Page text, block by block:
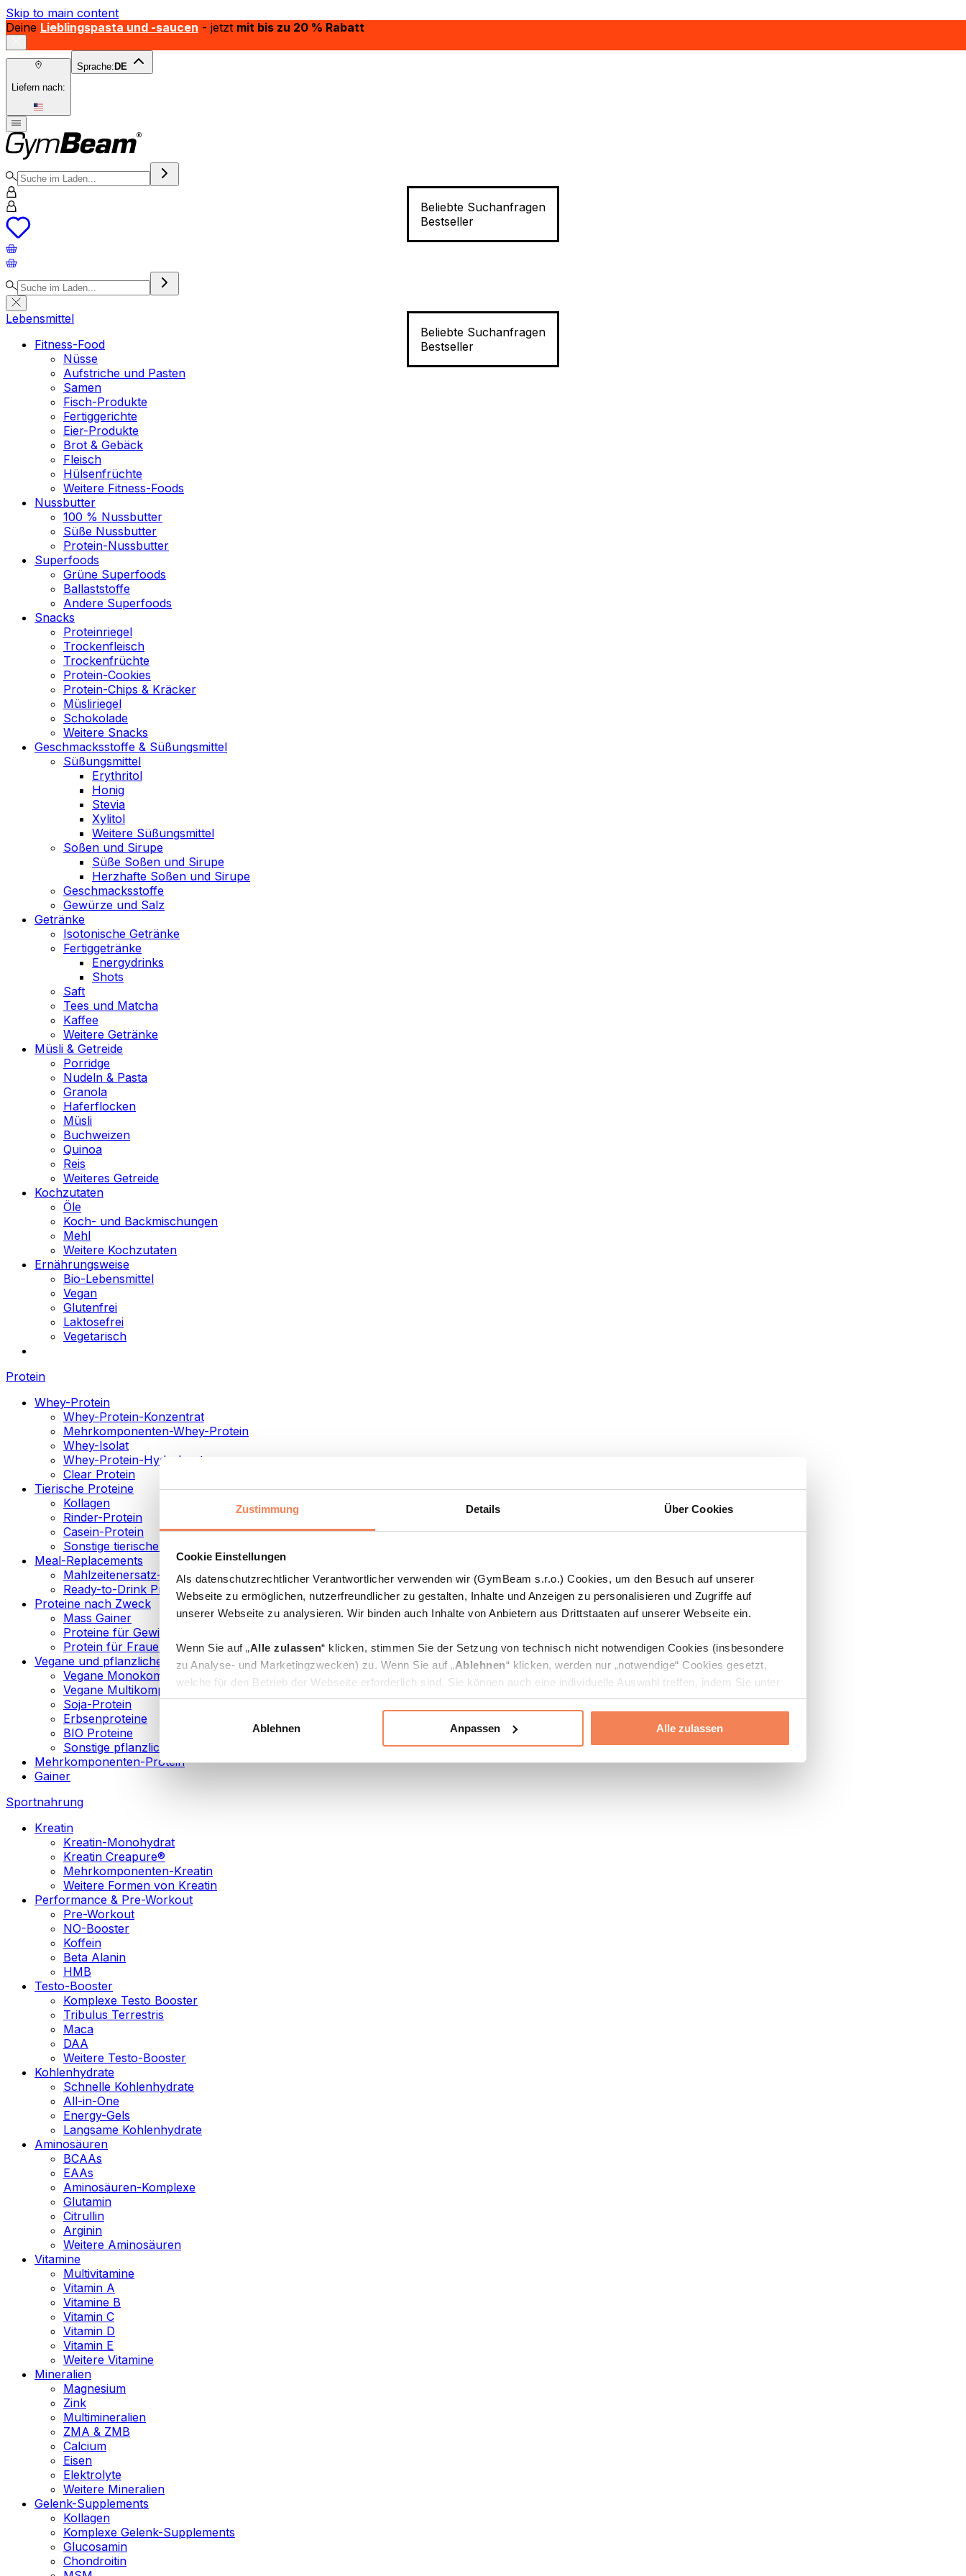
Zustimmung Details Über Cookies
Cookie Einstellungen
Als datenschutzrechtlicher Verantwortlicher verwenden wir (GymBeam s.r.o.) Cookies, um den Besuch auf unserer
Webseite zu ermöglichen, nutzerfreundlicher zu gestalten, Inhalte und Anzeigen zu personalisieren und Zugriffe auf
unserer Webseite zu analysieren. Wir binden auch Inhalte von Anbietern aus Drittstaaten auf unserer Webseite ein.
Wenn Sie auf „Alle zulassen“ klicken, stimmen Sie der Setzung von technisch nicht notwendigen Cookies (insbesondere
zu Analyse- und Marketingzwecken) zu. Wenn Sie auf „Ablehnen“ klicken, werden nur „notwendige“ Cookies gesetzt,
welche für den Betrieb der Webseite erforderlich sind. Sie können auch eine individuelle Auswahl treffen, indem Sie unter
„Anpassen“ einzelne Kategorien an- oder abwählen und „Auswahl erlauben“ klicken.
Weitere Informationen über die Verarbeitung Ihrer Daten finden Sie in den Unterpunkten „Details“ und „Über Cookies“
Ablehnen Anpassen Alle zulassen
Skip to main content
Deine Lieblingspasta und -saucen - jetzt mit bis zu 20 % Rabatt
Liefern nach:
Sprache: DE
Beliebte Suchanfragen
Bestseller
Beliebte Suchanfragen
Bestseller
Lebensmittel
Fitness-Food
Nüsse
Aufstriche und Pasten
Samen
Fisch-Produkte
Fertiggerichte
Eier-Produkte
Brot & Gebäck
Fleisch
Hülsenfrüchte
Weitere Fitness-Foods
Nussbutter
100 % Nussbutter
Süße Nussbutter
Protein-Nussbutter
Superfoods
Grüne Superfoods
Ballaststoffe
Andere Superfoods
Snacks
Proteinriegel
Trockenfleisch
Trockenfrüchte
Protein-Cookies
Protein-Chips & Kräcker
Müsliriegel
Schokolade
Weitere Snacks
Geschmacksstoffe & Süßungsmittel
Süßungsmittel
Erythritol
Honig
Stevia
Xylitol
Weitere Süßungsmittel
Soßen und Sirupe
Süße Soßen und Sirupe
Herzhafte Soßen und Sirupe
Geschmacksstoffe
Gewürze und Salz
Getränke
Isotonische Getränke
Fertiggetränke
Energydrinks
Shots
Saft
Tees und Matcha
Kaffee
Weitere Getränke
Müsli & Getreide
Porridge
Nudeln & Pasta
Granola
Haferflocken
Müsli
Buchweizen
Quinoa
Reis
Weiteres Getreide
Kochzutaten
Öle
Koch- und Backmischungen
Mehl
Weitere Kochzutaten
Ernährungsweise
Bio-Lebensmittel
Vegan
Glutenfrei
Laktosefrei
Vegetarisch
Protein
Whey-Protein
Whey-Protein-Konzentrat
Mehrkomponenten-Whey-Protein
Whey-Isolat
Whey-Protein-Hydrolysat
Clear Protein
Tierische Proteine
Kollagen
Rinder-Protein
Casein-Protein
Sonstige tierische Proteine
Meal-Replacements
Mahlzeitenersatz-Pulver
Ready-to-Drink Proteingetränke
Proteine nach Zweck
Mass Gainer
Proteine für Gewichtsverlust
Protein für Frauen
Vegane und pflanzliche Proteine
Vegane Monokomponenten-Proteine
Vegane Multikomponenten-Proteine
Soja-Protein
Erbsenproteine
BIO Proteine
Sonstige pflanzliche Proteine
Mehrkomponenten-Protein
Gainer
Sportnahrung
Kreatin
Kreatin-Monohydrat
Kreatin Creapure®
Mehrkomponenten-Kreatin
Weitere Formen von Kreatin
Performance & Pre-Workout
Pre-Workout
NO-Booster
Koffein
Beta Alanin
HMB
Testo-Booster
Komplexe Testo Booster
Tribulus Terrestris
Maca
DAA
Weitere Testo-Booster
Kohlenhydrate
Schnelle Kohlenhydrate
All-in-One
Energy-Gels
Langsame Kohlenhydrate
Aminosäuren
BCAAs
EAAs
Aminosäuren-Komplexe
Glutamin
Citrullin
Arginin
Weitere Aminosäuren
Vitamine
Multivitamine
Vitamin A
Vitamine B
Vitamin C
Vitamin D
Vitamin E
Weitere Vitamine
Mineralien
Magnesium
Zink
Multimineralien
ZMA & ZMB
Calcium
Eisen
Elektrolyte
Weitere Mineralien
Gelenk-Supplements
Kollagen
Komplexe Gelenk-Supplements
Glucosamin
Chondroitin